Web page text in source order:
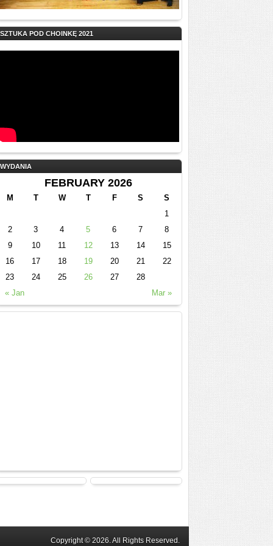
SZTUKA POD CHOINKĘ 2021
WYDANIA
FEBRUARY 2026
M T W T F S S
« Jan Mar »
1
2
3 4 5 6 7
8
9
10 11 12 13 14
15
16
17 18 19 20 21
22
23
24 25 26 27 28
Copyright © 2026. All Rights Reserved.